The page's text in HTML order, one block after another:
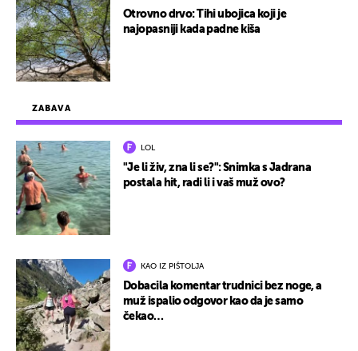
ZABAVA
LOL
"Je li živ, zna li se?": Snimka s Jadrana
postala hit, radi li i vaš muž ovo?
KAO IZ PIŠTOLJA
Dobacila komentar trudnici bez noge, a
muž ispalio odgovor kao da je samo
čekao…
Otrovno drvo: Tihi ubojica koji je
najopasniji kada padne kiša